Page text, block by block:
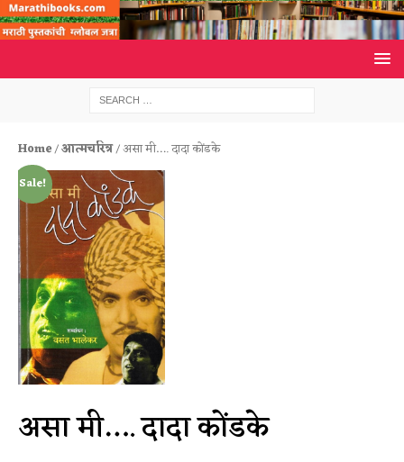
Home/आत्मचरित्र/ असा मी…. दादा कोंडके
Sale!
असा मी…. दादा कोंडके